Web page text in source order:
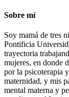
Sobre mí
Soy mamá de tres
Pontificia
trayectoria
mujeres, en donde
por la psicoterapia
maternidad, y mis
mental materna y